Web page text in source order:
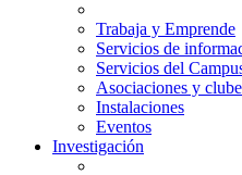
Trabaja y Emprende
Servicios de
Servicios del
Asociaciones y
Instalaciones
Eventos
Investigación